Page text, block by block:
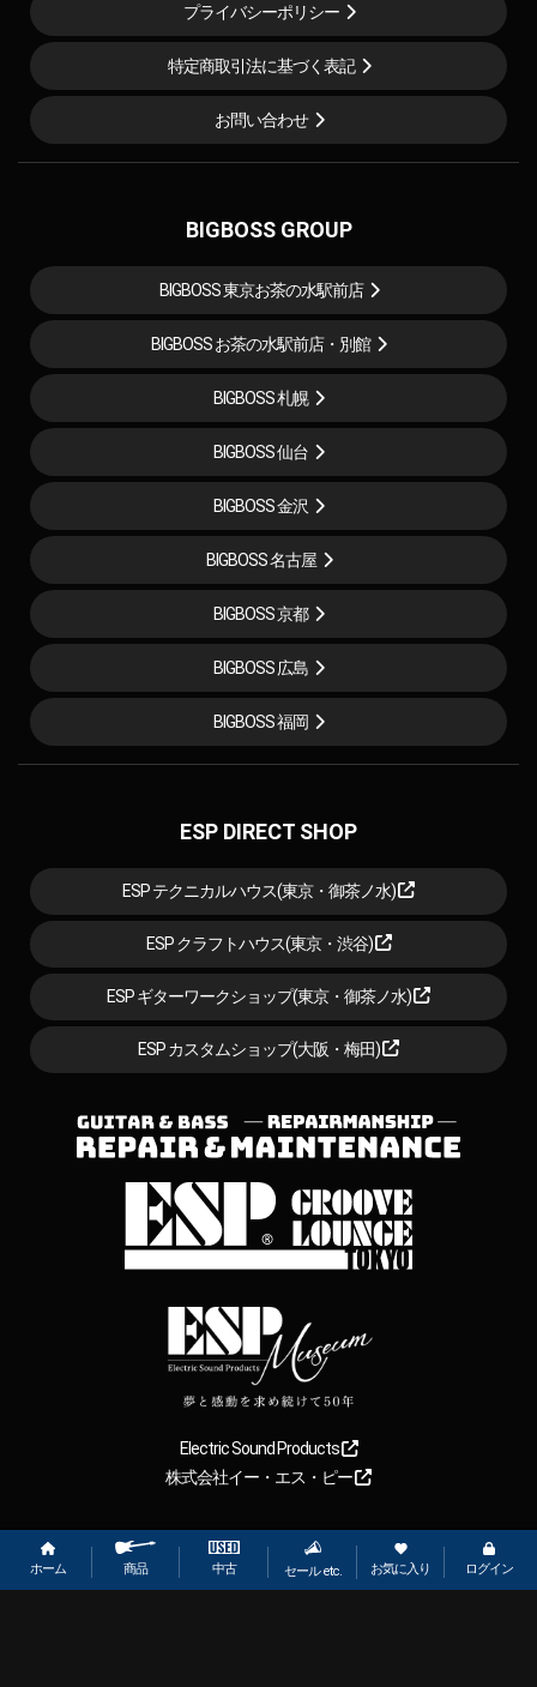
ホーム 商品 中古 セール etc. お気に入り ログイン
プライバシーポリシー
特定商取引法に基づく表記
お問い合わせ
BIGBOSS GROUP
BIGBOSS 東京お茶の水駅前店
BIGBOSS お茶の水駅前店・別館
BIGBOSS 札幌
BIGBOSS 仙台
BIGBOSS 金沢
BIGBOSS 名古屋
BIGBOSS 京都
BIGBOSS 広島
BIGBOSS 福岡
ESP DIRECT SHOP
ESP テクニカルハウス(東京・御茶ノ水)
ESP クラフトハウス(東京・渋谷)
ESP ギターワークショップ(東京・御茶ノ水)
ESP カスタムショップ(大阪・梅田)
Electric Sound Products
株式会社イー・エス・ピー
Copyright 2026【ESP直営】BIGBOSS オンラインマーケット(ギター＆
ベース). All rights reserved.